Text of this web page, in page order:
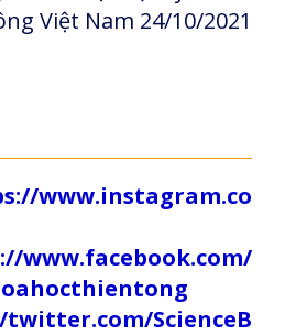
Việt Nam 24/10/2021
www.instagram.co
www.facebook.com/
ScienceB